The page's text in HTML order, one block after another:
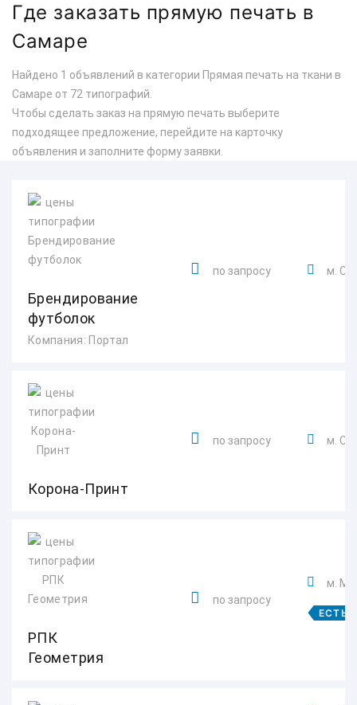
Где заказать прямую печать в
Самаре
Найдено 1 объявлений в категории Прямая печать на ткани в
Самаре от 72 типографий.
Чтобы сделать заказ на прямую печать выберите
подходящее предложение, перейдите на карточку
объявления и заполните форму заявки.
Брендирование
футболок
Компания: Портал
по запросу м.
Корона-Принт
по запросу м.
РПК
Геометрия
по запросу
м.
ЕСТЬ